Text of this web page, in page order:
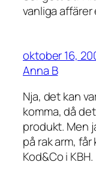
vanliga affärer
oktober 16,
Anna B
Nja, det kan
komma, då
produkt. Men
på rak arm,
Kod&Co i KBH.